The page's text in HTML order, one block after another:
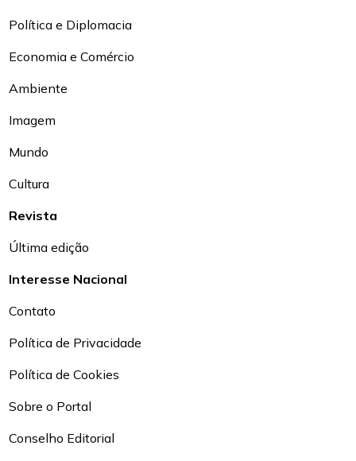
Política e Diplomacia
Economia e Comércio
Ambiente
Imagem
Mundo
Cultura
Revista
Última edição
Interesse Nacional
Contato
Política de Privacidade
Política de Cookies
Sobre o Portal
Conselho Editorial